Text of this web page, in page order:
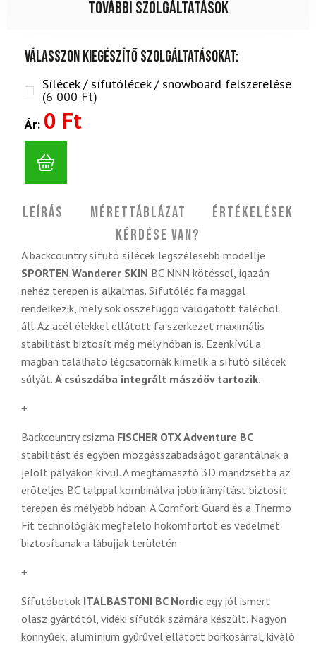
További szolgáltatások
Válasszon kiegészítő szolgáltatásokat:
Sílécek / sífutólécek / snowboard felszerelése
(6 000 Ft)
Ár: 0 Ft
Leírás Mérettáblázat
Értékelések
Kérdése van?
A backcountry sífutó sílécek legszélesebb modellje
SPORTEN Wanderer SKIN BC NNN kötéssel, igazán
nehéz terepen is alkalmas. Sífutóléc fa maggal
rendelkezik, mely sok összefüggõ válogatott falécbõl
áll. Az acél élekkel ellátott fa szerkezet maximális
stabilitást biztosít még mély hóban is. Ezenkívül a
magban található légcsatornák kímélik a sífutó sílécek
súlyát. A csúszdába integrált mászóöv tartozik.
+
Backcountry csizma FISCHER OTX Adventure BC
stabilitást és egyben mozgásszabadságot garantálnak a
jelölt pályákon kívül. A megtámasztó 3D mandzsetta az
erõteljes BC talppal kombinálva jobb irányítást biztosít
terepen és mélyebb hóban. A Comfort Guard és a Thermo
Fit technológiák megfelelõ hõkomfortot és védelmet
biztosítanak a lábujjak területén.
+
Sífutóbotok ITALBASTONI BC Nordic egy jól ismert
olasz gyártótól, vidéki sífutók számára készült. Nagyon
könnyûek, alumínium gyûrûvel ellátott bõrkosárral, kiváló